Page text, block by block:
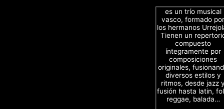
es un trío musical
vasco, formado por
los hermanos
Tienen un
compuesto
íntegramente por
composiciones
originales,
diversos estilos y
ritmos, desde jazz
fusión hasta latin,
reggae, balada…